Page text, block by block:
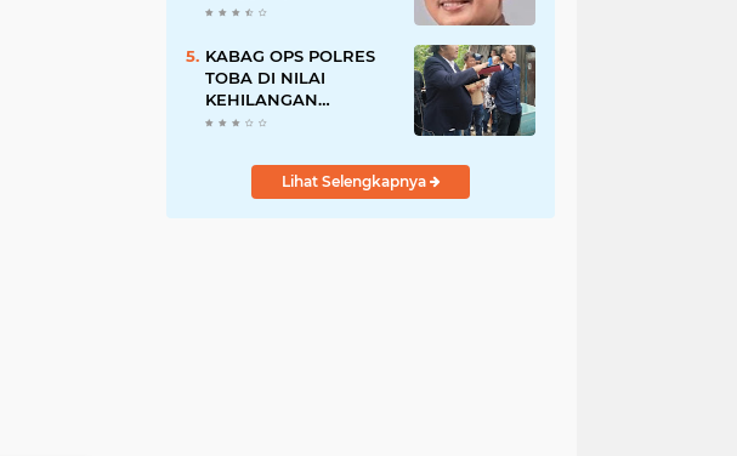
Pensiunan Guru dan
Pastikan Proses
Hukum Berjalan
KABAG OPS POLRES
TOBA DI NILAI
KEHILANGAN
INDEPENDENSI.
PENEMBOKAN TANAH
DI LAGUBOTI DAPAT
Lihat Selengkapnya